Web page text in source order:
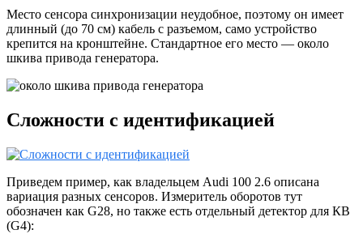
Место сенсора синхронизации неудобное, поэтому он имеет
длинный (до 70 см) кабель с разъемом, само устройство
крепится на кронштейне. Стандартное его место — около
шкива привода генератора.
Сложности с идентификацией
Приведем пример, как владельцем Audi 100 2.6 описана
вариация разных сенсоров. Измеритель оборотов тут
обозначен как G28, но также есть отдельный детектор для КВ
(G4):